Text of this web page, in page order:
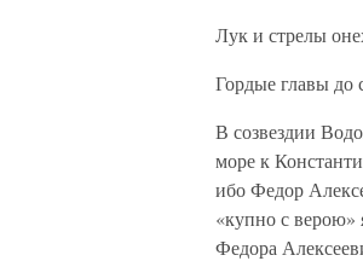
Лук и стрелы
Гордые главы до
В созвездии
море к
ибо Федор
«купно с верою»
Федора